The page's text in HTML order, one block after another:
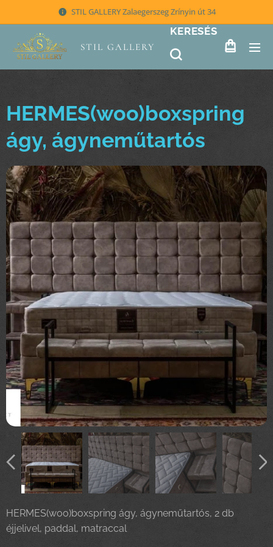
STIL GALLERY Zalaegerszeg Zrínyin út 34
STIL GALLERY
KERESÉS
HERMES(woo)boxspring
ágy, ágyneműtartós
HERMES(woo)boxspring ágy, ágyneműtartós, 2 db
éjjelivel, paddal, matraccal